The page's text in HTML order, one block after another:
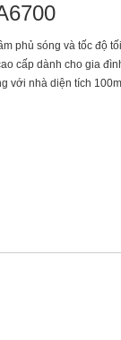
phủ sóng và tốc độ
cấp dành cho gia
với nhà diện tích 100m